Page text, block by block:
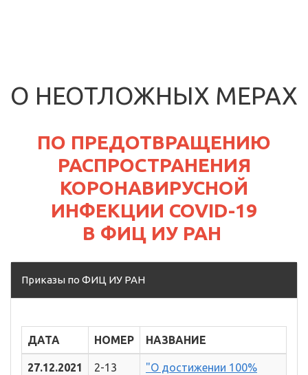
О НЕОТЛОЖНЫХ МЕРАХ
ПО ПРЕДОТВРАЩЕНИЮ
РАСПРОСТРАНЕНИЯ
КОРОНАВИРУСНОЙ
ИНФЕКЦИИ COVID-19
В ФИЦ ИУ РАН
Приказы по ФИЦ ИУ РАН
ДАТА НОМЕР НАЗВАНИЕ
27.12.2021 2-13
"О достижении 100%